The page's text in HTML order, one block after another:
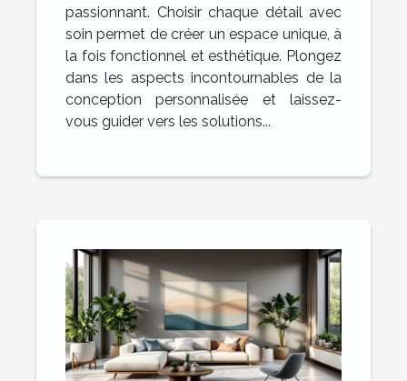
passionnant. Choisir chaque détail avec
soin permet de créer un espace unique, à
la fois fonctionnel et esthétique. Plongez
dans les aspects incontournables de la
conception personnalisée et laissez-
vous guider vers les solutions...